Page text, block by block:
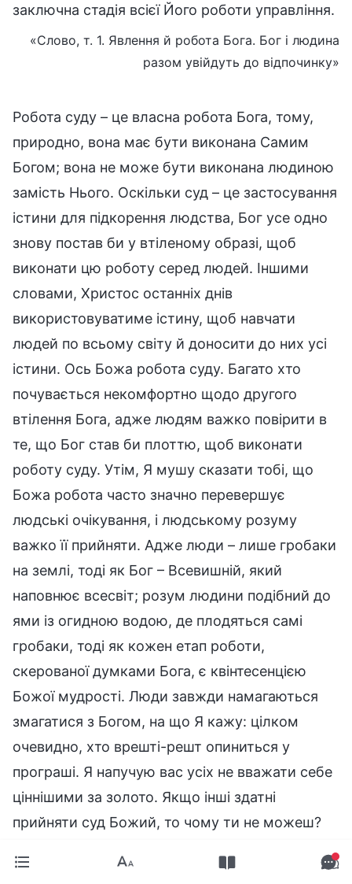
заключна стадія всієї Його роботи управління.
«Слово, т. 1. Явлення й робота Бога. Бог і людина
разом увійдуть до відпочинку»
Робота суду – це власна робота Бога, тому,
природно, вона має бути виконана Самим
Богом; вона не може бути виконана людиною
замість Нього. Оскільки суд – це застосування
істини для підкорення людства, Бог усе одно
знову постав би у втіленому образі, щоб
виконати цю роботу серед людей. Іншими
словами, Христос останніх днів
використовуватиме істину, щоб навчати
людей по всьому світу й доносити до них усі
істини. Ось Божа робота суду. Багато хто
почувається некомфортно щодо другого
втілення Бога, адже людям важко повірити в
те, що Бог став би плоттю, щоб виконати
роботу суду. Утім, Я мушу сказати тобі, що
Божа робота часто значно перевершує
людські очікування, і людському розуму
важко її прийняти. Адже люди – лише гробаки
на землі, тоді як Бог – Всевишній, який
наповнює всесвіт; розум людини подібний до
ями із огидною водою, де плодяться самі
гробаки, тоді як кожен етап роботи,
скерованої думками Бога, є квінтесенцією
Божої мудрості. Люди завжди намагаються
змагатися з Богом, на що Я кажу: цілком
очевидно, хто врешті-решт опиниться у
програші. Я напучую вас усіх не вважати себе
ціннішими за золото. Якщо інші здатні
прийняти суд Божий, то чому ти не можеш?
здатні схилити голову перед істиною, то чому